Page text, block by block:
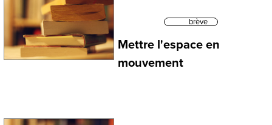
brève
Mettre l'espace en
mouvement